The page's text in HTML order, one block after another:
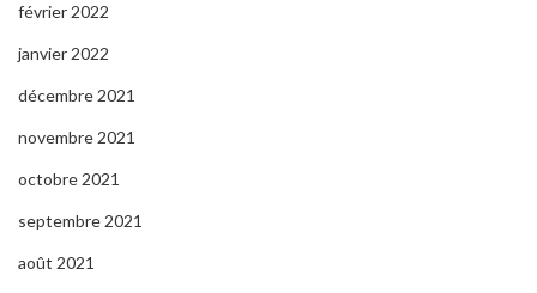
février 2022
janvier 2022
décembre 2021
novembre 2021
octobre 2021
septembre 2021
août 2021